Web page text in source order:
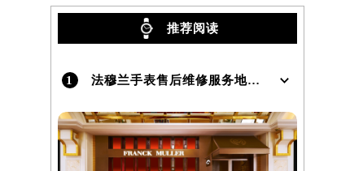
推荐阅读
1 法穆兰手表售后维修服务地点在哪里呢？